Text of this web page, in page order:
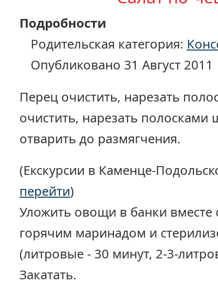
Подробности
Родительская категория:
Опубликовано 31 Август 2011
Перец очистить, нарезать
очистить, нарезать
отварить до размягчения.
(Екскурсии в Каменце-
перейти)
Уложить овощи в банки вместе
горячим маринадом и
(литровые - 30 минут, 2-3-
Закатать.